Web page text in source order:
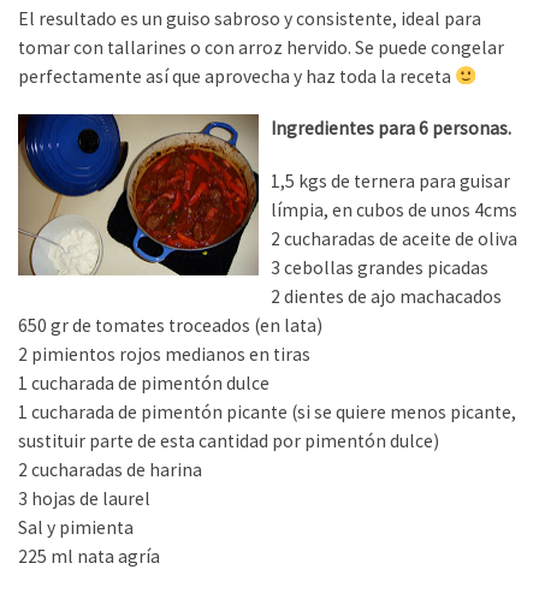
El resultado es un guiso sabroso y consistente, ideal para
tomar con tallarines o con arroz hervido. Se puede congelar
perfectamente así que aprovecha y haz toda la receta
Ingredientes para 6 personas.
1,5 kgs de ternera para guisar
límpia, en cubos de unos 4cms
2 cucharadas de aceite de oliva
3 cebollas grandes picadas
2 dientes de ajo machacados
650 gr de tomates troceados (en lata)
2 pimientos rojos medianos en tiras
1 cucharada de pimentón dulce
1 cucharada de pimentón picante (si se quiere menos picante,
sustituir parte de esta cantidad por pimentón dulce)
2 cucharadas de harina
3 hojas de laurel
Sal y pimienta
225 ml nata agría